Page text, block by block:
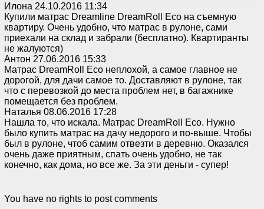
Илона 24.10.2016 11:34
Купили матрас Dreamline DreamRoll Eco на съемную
квартиру. Очень удобно, что матрас в рулоне, сами
приехали на склад и забрали (бесплатно). Квартиранты
не жалуются)
Антон 27.06.2016 15:33
Матрас DreamRoll Eco неплохой, а самое главное не
дорогой, для дачи самое то. Доставляют в рулоне, так
что с перевозкой до места проблем нет, в багажнике
помещается без проблем.
Наталья 08.06.2016 17:28
Нашла то, что искала. Матрас DreamRoll Eco. Нужно
было купить матрас на дачу недорого и по-выше. Чтобы
был в рулоне, чтоб самим отвезти в деревню. Оказался
очень даже приятным, спать очень удобно, не так
конечно, как дома, но все же. За эти деньги - супер!
You have no rights to post comments